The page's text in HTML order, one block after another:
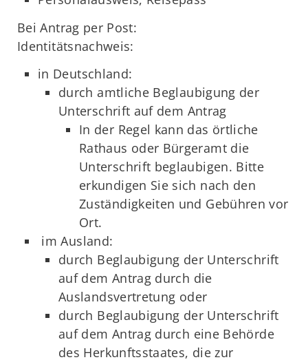
Bei Antrag per Post:
Identitätsnachweis:
in Deutschland:
durch amtliche Beglaubigung der
Unterschrift auf dem Antrag
In der Regel kann das örtliche
Rathaus oder Bürgeramt die
Unterschrift beglaubigen. Bitte
erkundigen Sie sich nach den
Zuständigkeiten und Gebühren vor
Ort.
im Ausland:
durch Beglaubigung der Unterschrift
auf dem Antrag durch die
Auslandsvertretung oder
durch Beglaubigung der Unterschrift
auf dem Antrag durch eine Behörde
des Herkunftsstaates, die zur